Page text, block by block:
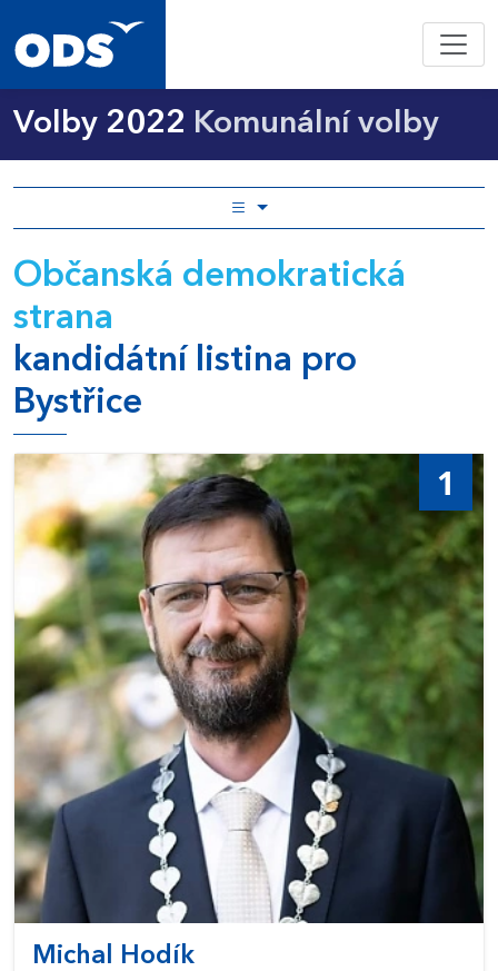
Volby 2022 Komunální volby
Občanská demokratická
strana
kandidátní listina pro
Bystřice
1
Michal Hodík